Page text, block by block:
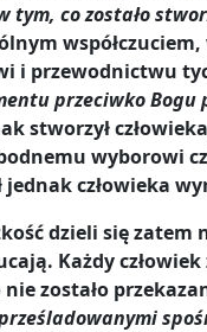
co zostało
i przewodnictwu
przeciwko Bogu
stworzył
wyborowi
człowieka
dzieli się
Każdy
zostało